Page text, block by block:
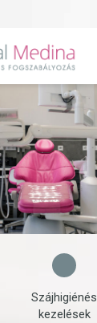
Szájhigiénés
kezelések